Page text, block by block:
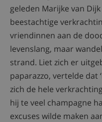
geleden Marijke van
beestachtige
vriendinnen aan de
levenslang, maar
strand. Liet zich er
paparazzo, vertelde dat
zich de hele
hij te veel champagne
excuses wilde maken